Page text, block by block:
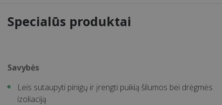
Specialūs produktai
Savybės
Leis sutaupyti pinigų ir įrengti puikią šilumos bei drėgmės
izoliaciją